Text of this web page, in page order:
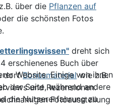
über die Pflanzen auf
die schönsten Fotos
dreht sich
erschienenes Buch über
dortBonusmaterialwie z.B.
und Rezensionen.
Fotoausstellung
Website. Einige von ihnen
der Seite, während andere
die Nutzererfahrung zu